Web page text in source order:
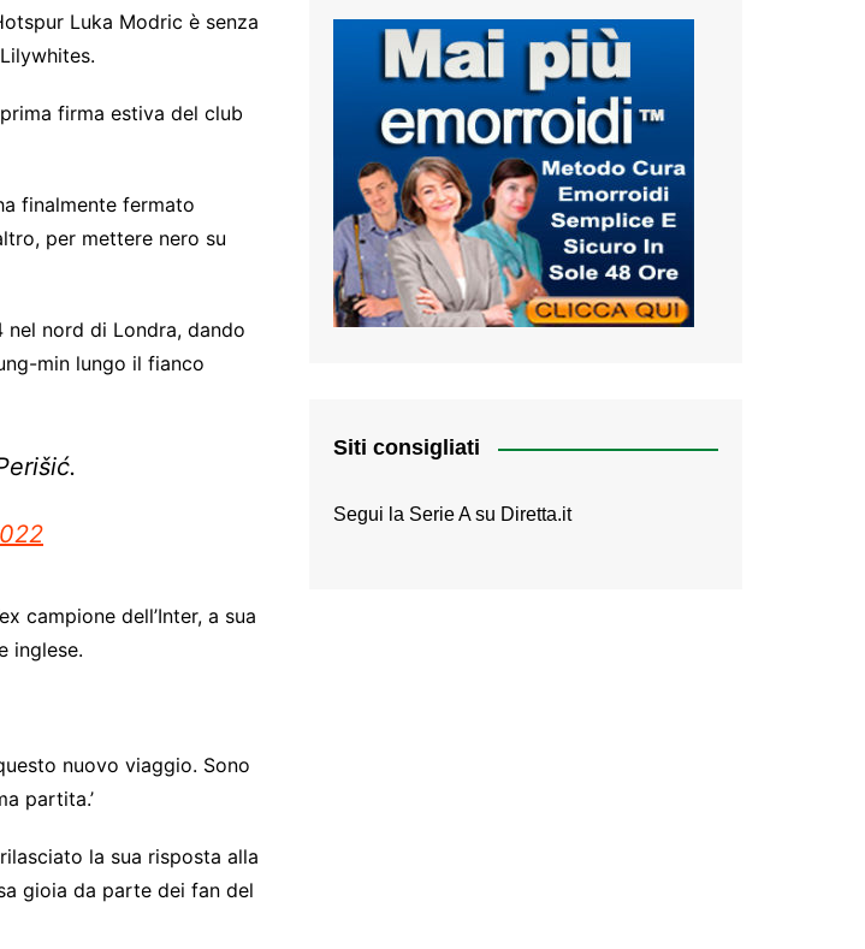
Luka Modric è senza
firma estiva del club
finalmente fermato
per mettere nero su
nel nord di Londra, dando
min lungo il fianco
campione dell’Inter, a sua
inglese.
nuovo viaggio. Sono
partita.’
la sua risposta alla
gioia da parte dei fan del
Siti consigliati
Segui la Serie A su Diretta.it